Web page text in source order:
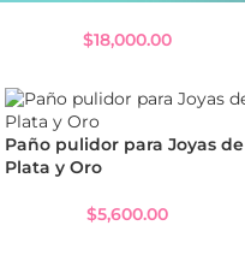
$18,000.00
Paño pulidor para Joyas de
Plata y Oro
$5,600.00